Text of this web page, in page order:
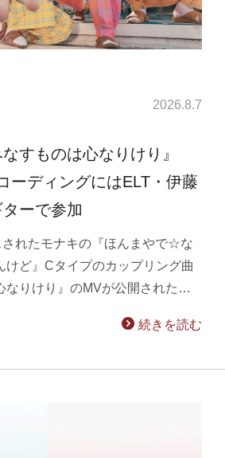
2026.8.7
すものは心なりけり』
ディングにはELT・伊藤
ーで参加
れたモナキの『ほんまやで☆な
ど』Cタイプのカップリング曲
なりけり』のMVが公開された…
続きを読む